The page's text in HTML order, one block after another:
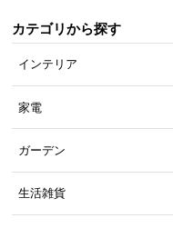
カテゴリから探す
インテリア
家電
ガーデン
生活雑貨